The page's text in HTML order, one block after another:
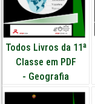
Todos Livros da 11ª
Classe em PDF
- Geografia